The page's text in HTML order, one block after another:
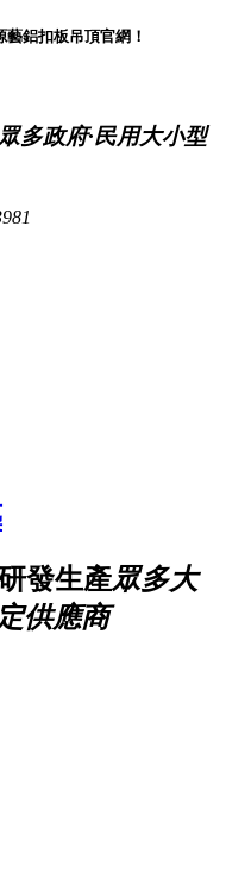
鋁扣板吊頂官網！
眾多政府·民用大小型
發生產眾多大
供應商